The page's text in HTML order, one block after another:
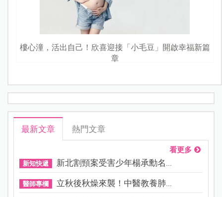
樓心潼，活出自己！欣喜迎接「小毛豆」開啟幸福新篇
章
最新文章 熱門文章
看更多
新知快遞 新北割頸案受害少年楊承勳名...
醫師專欄 立秋後秋燥來襲！中醫教養肺...